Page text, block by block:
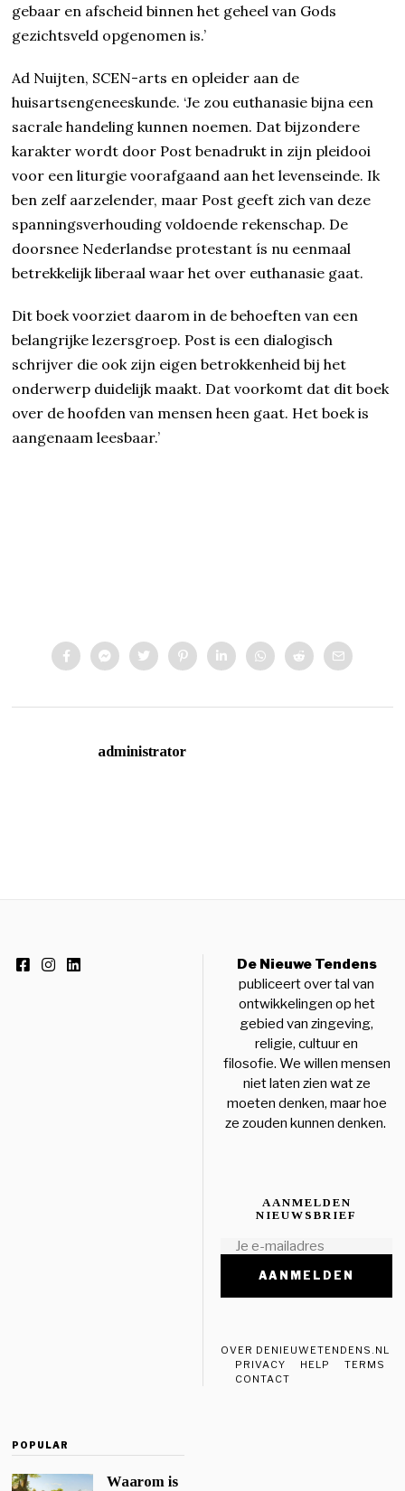
gebaar en afscheid binnen het geheel van Gods
gezichtsveld opgenomen is.’
Ad Nuijten, SCEN-arts en opleider aan de
huisartsengeneeskunde. ‘Je zou euthanasie bijna een
sacrale handeling kunnen noemen. Dat bijzondere
karakter wordt door Post benadrukt in zijn pleidooi
voor een liturgie voorafgaand aan het levenseinde. Ik
ben zelf aarzelender, maar Post geeft zich van deze
spanningsverhouding voldoende rekenschap. De
doorsnee Nederlandse protestant ís nu eenmaal
betrekkelijk liberaal waar het over euthanasie gaat.
Dit boek voorziet daarom in de behoeften van een
belangrijke lezersgroep. Post is een dialogisch
schrijver die ook zijn eigen betrokkenheid bij het
onderwerp duidelijk maakt. Dat voorkomt dat dit boek
over de hoofden van mensen heen gaat. Het boek is
aangenaam leesbaar.’
administrator
De Nieuwe Tendens
publiceert over tal van
ontwikkelingen op het
gebied van zingeving,
religie, cultuur en
filosofie. We willen mensen
niet laten zien wat ze
moeten denken, maar hoe
ze zouden kunnen denken.
AANMELDEN
NIEUWSBRIEF
OVER DENIEUWETENDENS.NL
PRIVACY
HELP
TERMS
CONTACT
POPULAR
Waarom is